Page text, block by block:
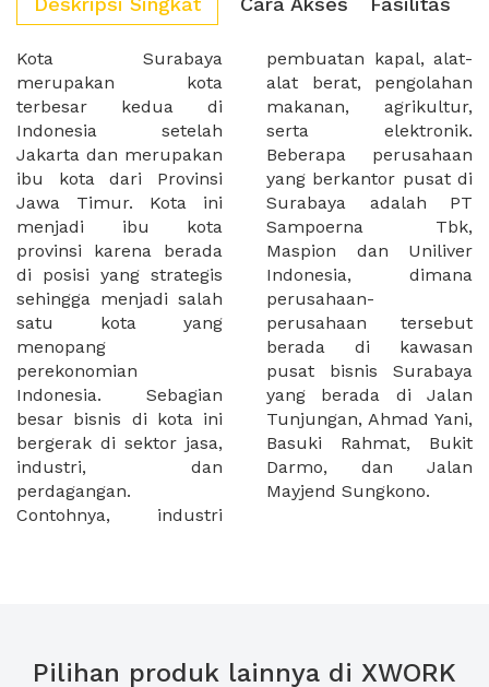
Kota Surabaya
merupakan kota
terbesar kedua di
Indonesia setelah
Jakarta dan merupakan
ibu kota dari Provinsi
Jawa Timur. Kota ini
menjadi ibu kota
provinsi karena berada
di posisi yang strategis
sehingga menjadi salah
satu kota yang
menopang
perekonomian
Indonesia. Sebagian
besar bisnis di kota ini
bergerak di sektor jasa,
industri, dan
perdagangan.
Contohnya, industri
pembuatan kapal, alat-
alat berat, pengolahan
makanan, agrikultur,
serta elektronik.
Beberapa perusahaan
yang berkantor pusat di
Surabaya adalah PT
Sampoerna Tbk,
Maspion dan Uniliver
Indonesia, dimana
perusahaan-
perusahaan tersebut
berada di kawasan
pusat bisnis Surabaya
yang berada di Jalan
Tunjungan, Ahmad Yani,
Basuki Rahmat, Bukit
Darmo, dan Jalan
Mayjend Sungkono.
Pilihan produk lainnya di XWORK